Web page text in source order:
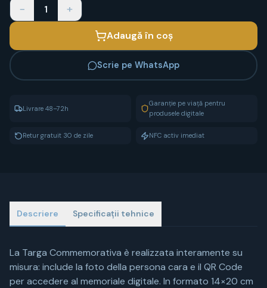
− 1 +
Adaugă în coș
Scrie pe WhatsApp
Livrare 48–72h
Garanție pe viață pentru
produsele digitale
Retur gratuit 30 de zile NFC activ imediat
Descriere Specificații tehnice
La Targa Commemorativa è realizzata interamente su
misura: include la foto della persona cara e il QR Code
per accedere al memoriale digitale. In formato 14×20 cm